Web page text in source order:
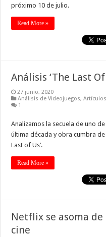
próximo 10 de julio.
Read More »
Análisis ‘The Last
27 junio, 2020
Análisis de Videojuegos,
1
Analizamos la secuela de uno
última década y obra cumbra
Last of Us’.
Read More »
Netflix se asoma
cine